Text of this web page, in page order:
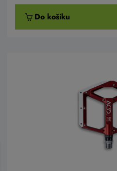
Do košíku